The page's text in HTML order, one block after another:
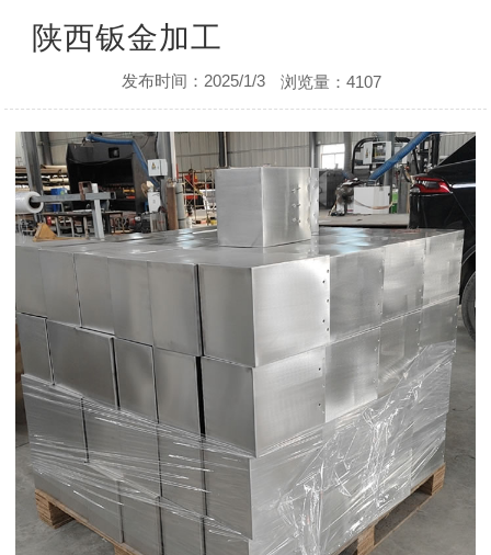
陕西钣金加工
发布时间：2025/1/3 浏览量：4107